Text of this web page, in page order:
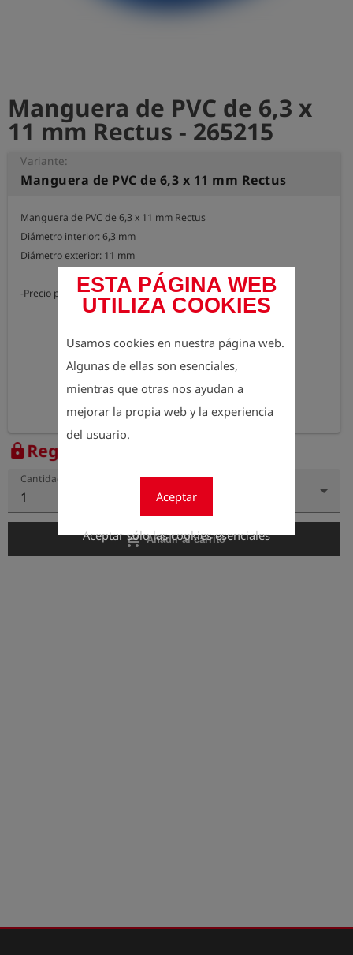
ESTA PÁGINA WEB
UTILIZA COOKIES
Usamos cookies en nuestra página web.
Algunas de ellas son esenciales,
mientras que otras nos ayudan a
mejorar la propia web y la experiencia
del usuario.
Aceptar
Aceptar sólo las cookies esenciales
Manguera de PVC de 6,3 x
11 mm Rectus - 265215
Variante:
Manguera de PVC de 6,3 x 11 mm Rectus
Manguera de PVC de 6,3 x 11 mm Rectus
Diámetro interior: 6,3 mm
Diámetro exterior: 11 mm
-Precio por metro-
lock Regístrese para ver el precio
Cantidad
1
add_shopping_cart Añadir al carrito